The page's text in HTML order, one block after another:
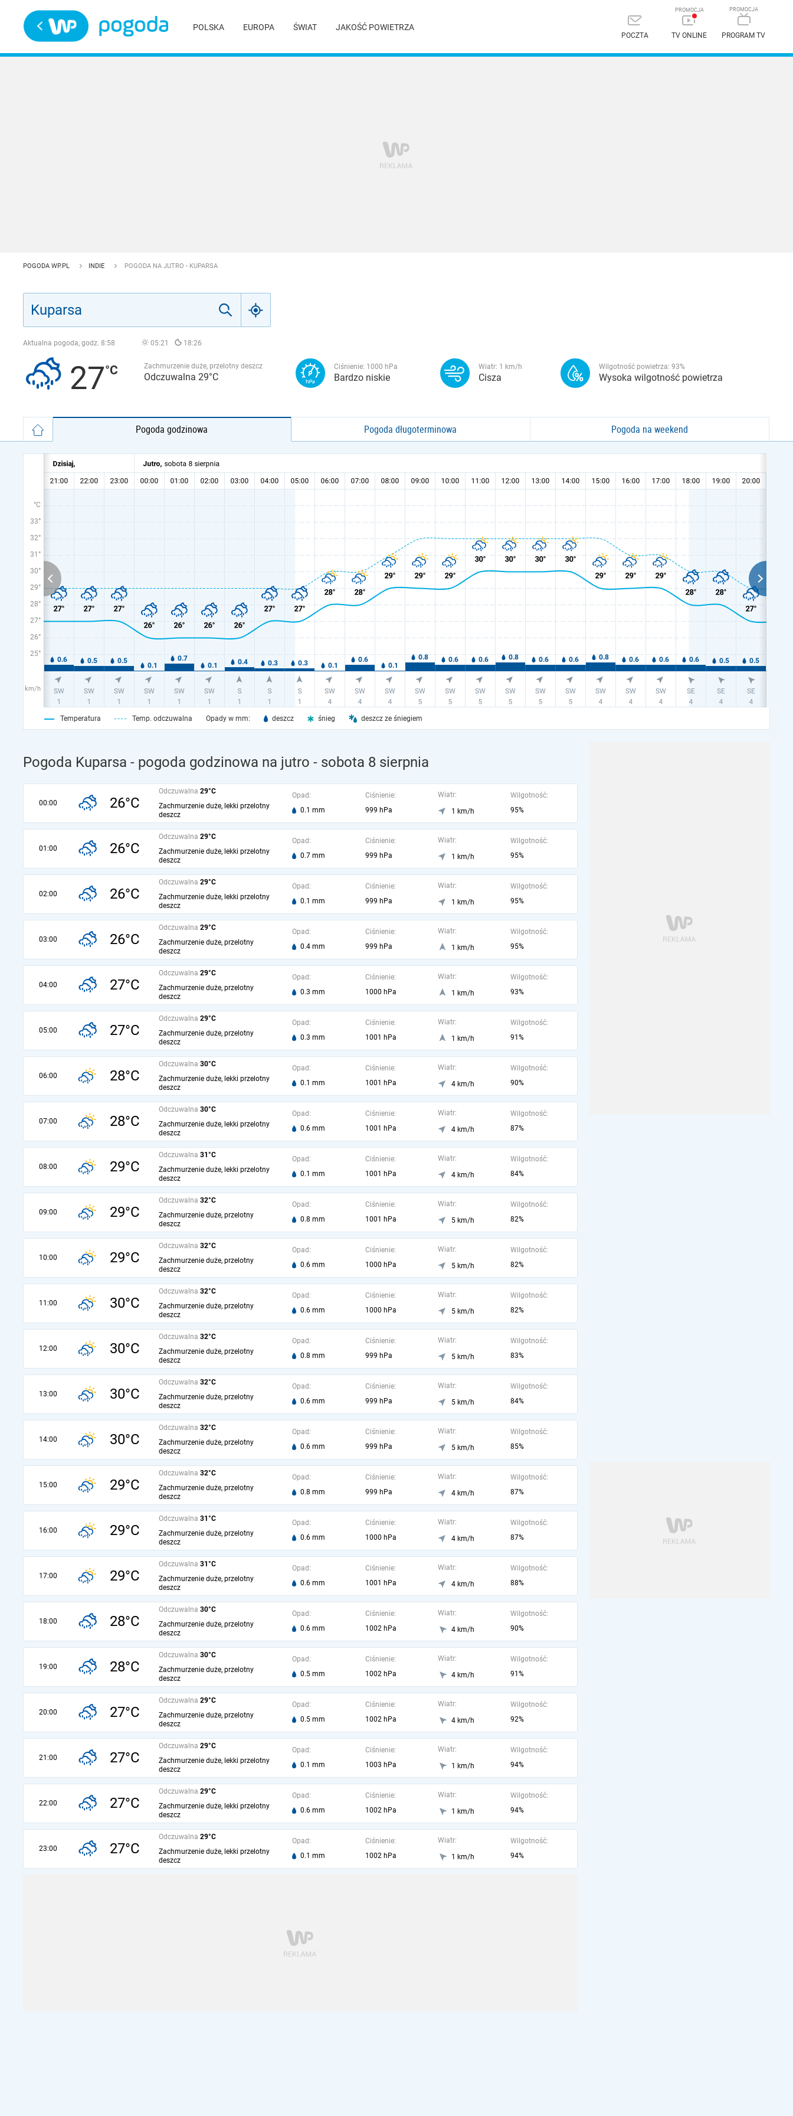
POLSKA EUROPA ŚWIAT JAKOŚĆ POWIETRZA
POCZTA TV ONLINE PROGRAM TV
POGODA WP.PL INDIE POGODA NA JUTRO - KUPARSA
Aktualna pogoda, godz. 8:58 05:21 18:26
27 Zachmurzenie duże, przelotny deszcz
Odczuwalna 29°C
Ciśnienie: 1000 hPa
Bardzo niskie
Wiatr: 1 km/h
Cisza
Wilgotność powietrza: 93%
Wysoka wilgotność powietrza
Pogoda godzinowa Pogoda długoterminowa Pogoda na weekend
°C
33°
32°
31°
30°
29°
28°
27°
26°
25°
km/h
Temperatura Temp. odczuwalna Opady w mm: deszcz śnieg deszcz ze śniegiem
Pogoda Kuparsa - pogoda godzinowa na jutro - sobota 8 sierpnia
00:00 26°C
Odczuwalna 29°C
Zachmurzenie duże, lekki przelotny
deszcz
Opad:
0.1 mm
Ciśnienie:
999 hPa
Wiatr:
1 km/h
Wilgotność:
95%
01:00 26°C
Odczuwalna 29°C
Zachmurzenie duże, lekki przelotny
deszcz
Opad:
0.7 mm
Ciśnienie:
999 hPa
Wiatr:
1 km/h
Wilgotność:
95%
02:00 26°C
Odczuwalna 29°C
Zachmurzenie duże, lekki przelotny
deszcz
Opad:
0.1 mm
Ciśnienie:
999 hPa
Wiatr:
1 km/h
Wilgotność:
95%
03:00 26°C
Odczuwalna 29°C
Zachmurzenie duże, przelotny
deszcz
Opad:
0.4 mm
Ciśnienie:
999 hPa
Wiatr:
1 km/h
Wilgotność:
95%
04:00 27°C
Odczuwalna 29°C
Zachmurzenie duże, przelotny
deszcz
Opad:
0.3 mm
Ciśnienie:
1000 hPa
Wiatr:
1 km/h
Wilgotność:
93%
05:00 27°C
Odczuwalna 29°C
Zachmurzenie duże, przelotny
deszcz
Opad:
0.3 mm
Ciśnienie:
1001 hPa
Wiatr:
1 km/h
Wilgotność:
91%
06:00 28°C
Odczuwalna 30°C
Zachmurzenie duże, lekki przelotny
deszcz
Opad:
0.1 mm
Ciśnienie:
1001 hPa
Wiatr:
4 km/h
Wilgotność:
90%
07:00 28°C
Odczuwalna 30°C
Zachmurzenie duże, lekki przelotny
deszcz
Opad:
0.6 mm
Ciśnienie:
1001 hPa
Wiatr:
4 km/h
Wilgotność:
87%
08:00 29°C
Odczuwalna 31°C
Zachmurzenie duże, lekki przelotny
deszcz
Opad:
0.1 mm
Ciśnienie:
1001 hPa
Wiatr:
4 km/h
Wilgotność:
84%
09:00 29°C
Odczuwalna 32°C
Zachmurzenie duże, przelotny
deszcz
Opad:
0.8 mm
Ciśnienie:
1001 hPa
Wiatr:
5 km/h
Wilgotność:
82%
10:00 29°C
Odczuwalna 32°C
Zachmurzenie duże, przelotny
deszcz
Opad:
0.6 mm
Ciśnienie:
1000 hPa
Wiatr:
5 km/h
Wilgotność:
82%
11:00 30°C
Odczuwalna 32°C
Zachmurzenie duże, przelotny
deszcz
Opad:
0.6 mm
Ciśnienie:
1000 hPa
Wiatr:
5 km/h
Wilgotność:
82%
12:00 30°C
Odczuwalna 32°C
Zachmurzenie duże, przelotny
deszcz
Opad:
0.8 mm
Ciśnienie:
999 hPa
Wiatr:
5 km/h
Wilgotność:
83%
13:00 30°C
Odczuwalna 32°C
Zachmurzenie duże, przelotny
deszcz
Opad:
0.6 mm
Ciśnienie:
999 hPa
Wiatr:
5 km/h
Wilgotność:
84%
14:00 30°C
Odczuwalna 32°C
Zachmurzenie duże, przelotny
deszcz
Opad:
0.6 mm
Ciśnienie:
999 hPa
Wiatr:
5 km/h
Wilgotność:
85%
15:00 29°C
Odczuwalna 32°C
Zachmurzenie duże, przelotny
deszcz
Opad:
0.8 mm
Ciśnienie:
999 hPa
Wiatr:
4 km/h
Wilgotność:
87%
16:00 29°C
Odczuwalna 31°C
Zachmurzenie duże, przelotny
deszcz
Opad:
0.6 mm
Ciśnienie:
1000 hPa
Wiatr:
4 km/h
Wilgotność:
87%
17:00 29°C
Odczuwalna 31°C
Zachmurzenie duże, przelotny
deszcz
Opad:
0.6 mm
Ciśnienie:
1001 hPa
Wiatr:
4 km/h
Wilgotność:
88%
18:00 28°C
Odczuwalna 30°C
Zachmurzenie duże, przelotny
deszcz
Opad:
0.6 mm
Ciśnienie:
1002 hPa
Wiatr:
4 km/h
Wilgotność:
90%
19:00 28°C
Odczuwalna 30°C
Zachmurzenie duże, przelotny
deszcz
Opad:
0.5 mm
Ciśnienie:
1002 hPa
Wiatr:
4 km/h
Wilgotność:
91%
20:00 27°C
Odczuwalna 29°C
Zachmurzenie duże, przelotny
deszcz
Opad:
0.5 mm
Ciśnienie:
1002 hPa
Wiatr:
4 km/h
Wilgotność:
92%
21:00 27°C
Odczuwalna 29°C
Zachmurzenie duże, lekki przelotny
deszcz
Opad:
0.1 mm
Ciśnienie:
1003 hPa
Wiatr:
1 km/h
Wilgotność:
94%
22:00 27°C
Odczuwalna 29°C
Zachmurzenie duże, lekki przelotny
deszcz
Opad:
0.6 mm
Ciśnienie:
1002 hPa
Wiatr:
1 km/h
Wilgotność:
94%
23:00 27°C
Odczuwalna 29°C
Zachmurzenie duże, lekki przelotny
deszcz
Opad:
0.1 mm
Ciśnienie:
1002 hPa
Wiatr:
1 km/h
Wilgotność:
94%